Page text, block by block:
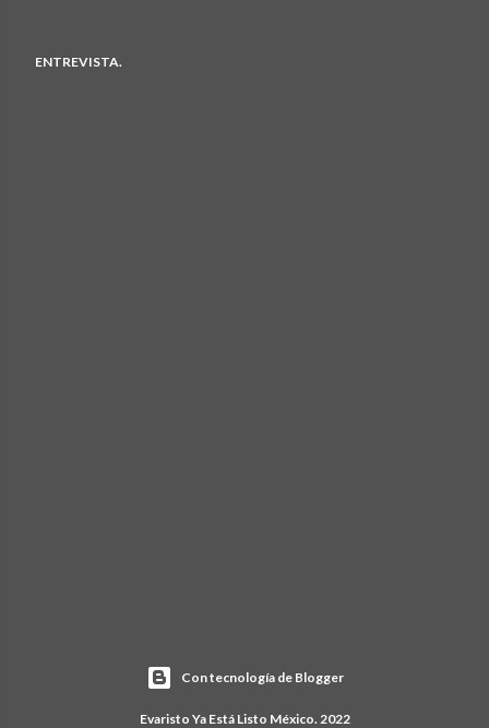
ENTREVISTA.
Con tecnología de Blogger
Evaristo Ya Está Listo México. 2022